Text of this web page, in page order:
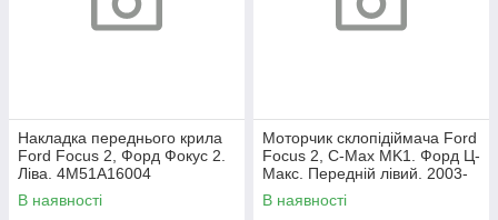
Накладка переднього крила
Ford Focus 2, Форд Фокус 2.
Ліва. 4M51A16004
В наявності
Моторчик склопідіймача Ford
Focus 2, C-Max MK1. Форд Ц-
Макс. Передній лівий. 2003-
2007. 981405110.
В наявності